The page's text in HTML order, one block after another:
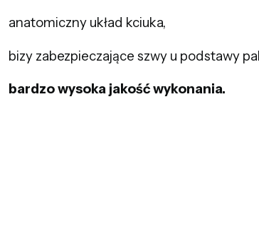
anatomiczny układ kciuka,
bizy zabezpieczające szwy u podstawy
bardzo wysoka jakość wykonania.